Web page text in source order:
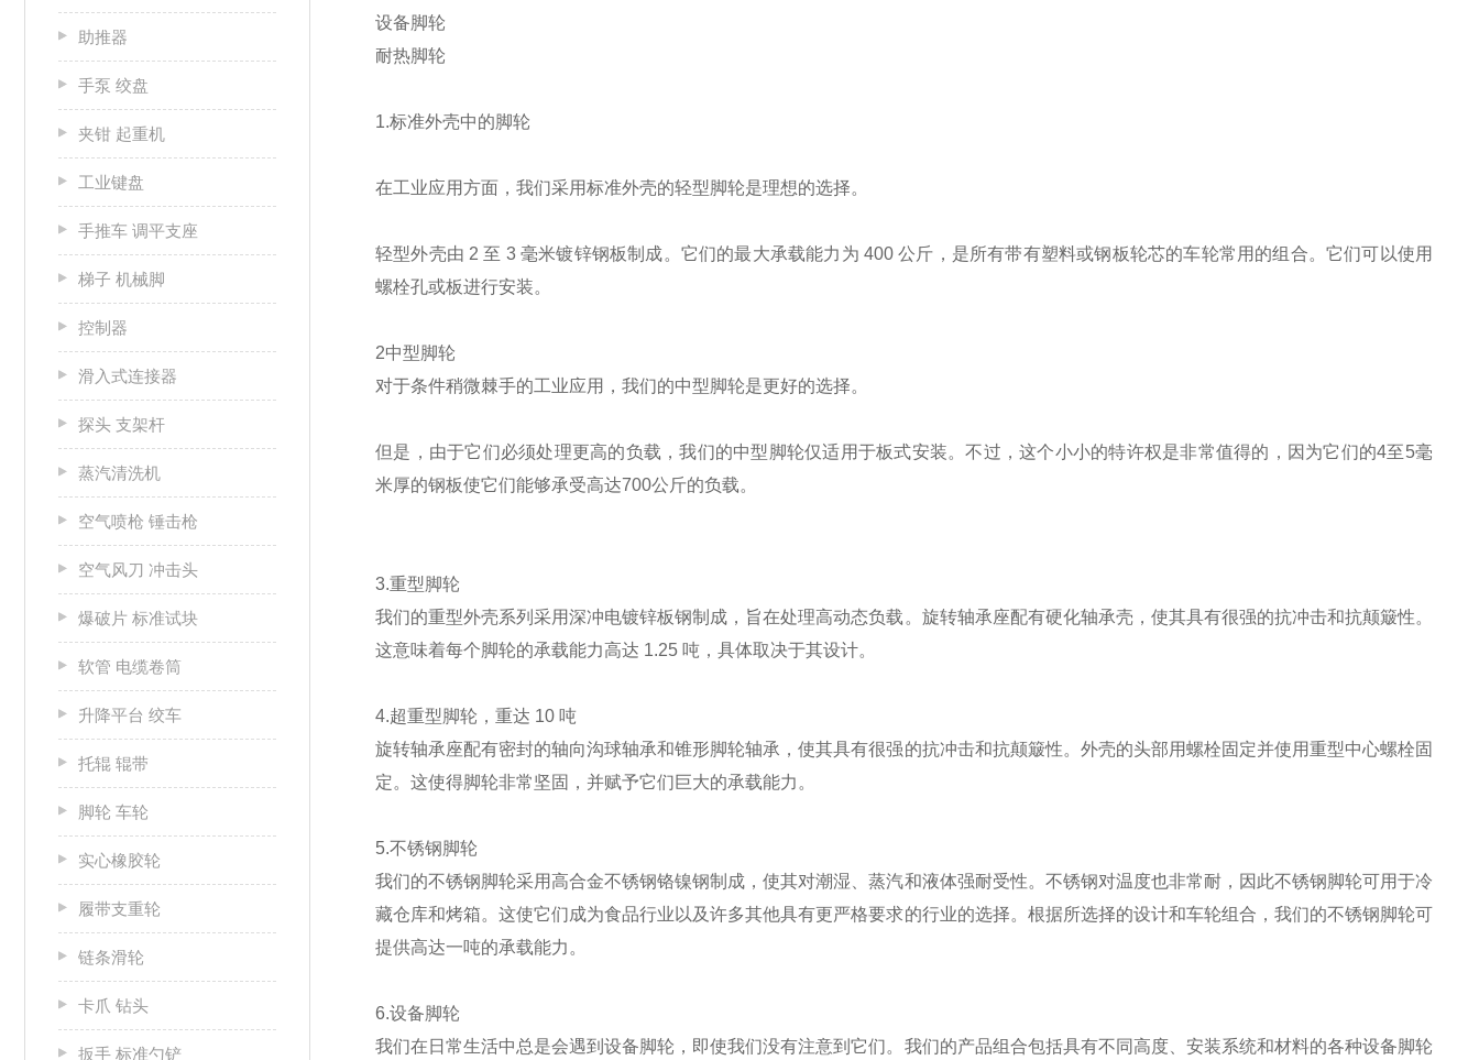
助推器
手泵 绞盘
夹钳 起重机
工业键盘
手推车 调平支座
梯子 机械脚
控制器
滑入式连接器
探头 支架杆
蒸汽清洗机
空气喷枪 锤击枪
空气风刀 冲击头
爆破片 标准试块
软管 电缆卷筒
升降平台 绞车
托辊 辊带
脚轮 车轮
实心橡胶轮
履带支重轮
链条滑轮
卡爪 钻头
扳手 标准勺铲
设备脚轮
耐热脚轮
1.标准外壳中的脚轮
在工业应用方面，我们采用标准外壳的轻型脚轮是理想的选择。
轻型外壳由 2 至 3 毫米镀锌钢板制成。它们的最大承载能力为 400 公斤，是所有带有塑料或钢板轮芯的车轮常用的组合。它们可以使用
螺栓孔或板进行安装。
2中型脚轮
对于条件稍微棘手的工业应用，我们的中型脚轮是更好的选择。
但是，由于它们必须处理更高的负载，我们的中型脚轮仅适用于板式安装。不过，这个小小的特许权是非常值得的，因为它们的4至5毫
米厚的钢板使它们能够承受高达700公斤的负载。
3.重型脚轮
我们的重型外壳系列采用深冲电镀锌板钢制成，旨在处理高动态负载。旋转轴承座配有硬化轴承壳，使其具有很强的抗冲击和抗颠簸性。
这意味着每个脚轮的承载能力高达 1.25 吨，具体取决于其设计。
4.超重型脚轮，重达 10 吨
旋转轴承座配有密封的轴向沟球轴承和锥形脚轮轴承，使其具有很强的抗冲击和抗颠簸性。外壳的头部用螺栓固定并使用重型中心螺栓固
定。这使得脚轮非常坚固，并赋予它们巨大的承载能力。
5.不锈钢脚轮
我们的不锈钢脚轮采用高合金不锈钢铬镍钢制成，使其对潮湿、蒸汽和液体强耐受性。不锈钢对温度也非常耐，因此不锈钢脚轮可用于冷
藏仓库和烤箱。这使它们成为食品行业以及许多其他具有更严格要求的行业的选择。根据所选择的设计和车轮组合，我们的不锈钢脚轮可
提供高达一吨的承载能力。
6.设备脚轮
我们在日常生活中总是会遇到设备脚轮，即使我们没有注意到它们。我们的产品组合包括具有不同高度、安装系统和材料的各种设备脚轮